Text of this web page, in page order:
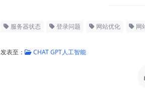
服务器状态 登录问题 网站优化 网
发表至： CHAT GPT人工智能